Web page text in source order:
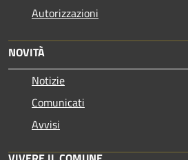
Autorizzazioni
NOVITÀ
Notizie
Comunicati
Avvisi